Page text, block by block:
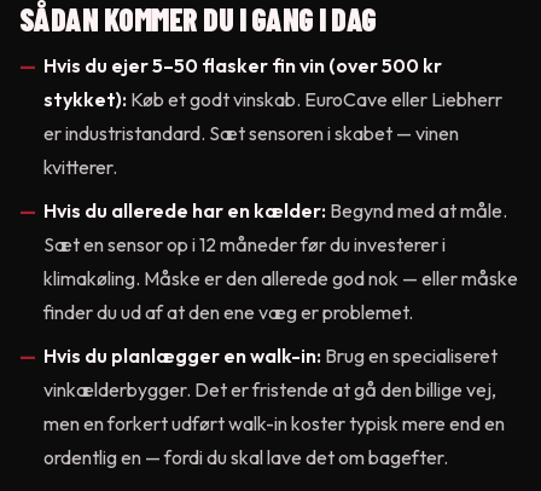
SÅDAN KOMMER DU I GANG I DAG
Hvis du ejer 5–50 flasker fin vin (over 500 kr
stykket): Køb et godt vinskab. EuroCave eller Liebherr
er industristandard. Sæt sensoren i skabet — vinen
kvitterer.
Hvis du allerede har en kælder: Begynd med at måle.
Sæt en sensor op i 12 måneder før du investerer i
klimakøling. Måske er den allerede god nok — eller måske
finder du ud af at den ene væg er problemet.
Hvis du planlægger en walk-in: Brug en specialiseret
vinkælderbygger. Det er fristende at gå den billige vej,
men en forkert udført walk-in koster typisk mere end en
ordentlig en — fordi du skal lave det om bagefter.